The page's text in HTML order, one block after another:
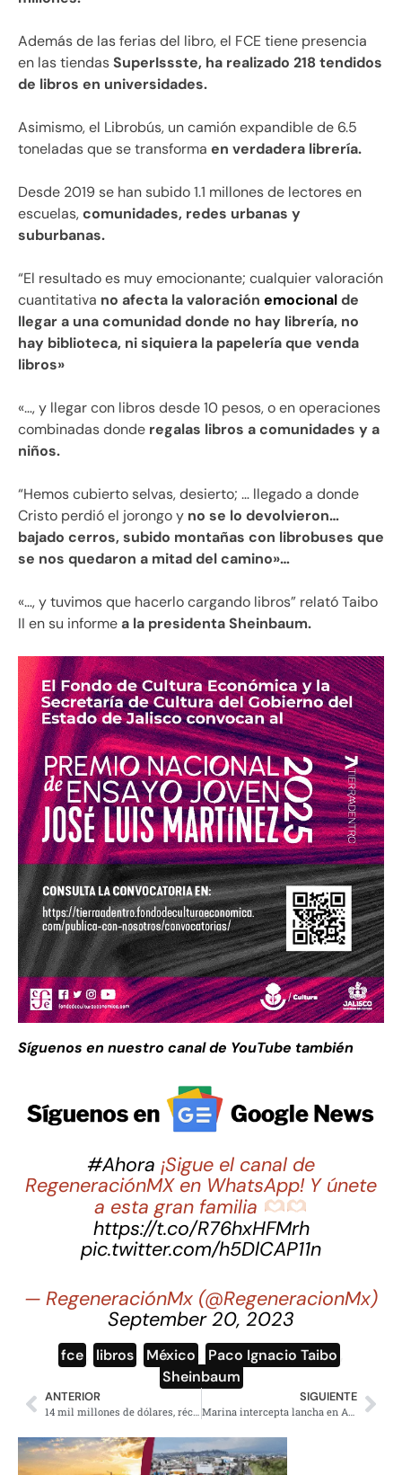
Además de las ferias del libro, el FCE tiene presencia
en las tiendasSuperIssste, ha realizado 218 tendidos
de libros en universidades.
Asimismo, el Librobús, un camión expandible de 6.5
toneladas que se transforma en verdadera librería.
Desde 2019 se han subido 1.1 millones de lectores en
escuelas,comunidades, redes urbanas y
suburbanas.
“El resultado es muy emocionante; cualquier valoración
cuantitativa no afecta la valoración emocionalde
llegar a una comunidad donde no hay librería, no
hay biblioteca, ni siquiera la papelería que venda
libros»
«…, y llegar con libros desde 10 pesos, o en operaciones
combinadas donde regalas libros a comunidades y a
niños.
“Hemos cubierto selvas, desierto; … llegado a donde
Cristo perdió el jorongo y no se lo devolvieron…
bajado cerros, subido montañas con librobuses que
se nos quedaron a mitad del camino»…
«…, y tuvimos que hacerlo cargando libros” relató Taibo
II en su informea la presidenta Sheinbaum.
Síguenos en nuestro canal de YouTube también
#Ahora ¡Sigue el canal de
RegeneraciónMX en WhatsApp! Y únete
a esta gran familia
https://t.co/R76hxHFMrh
pic.twitter.com/h5DlCAP11n
— RegeneraciónMx (@RegeneracionMx)
September 20, 2023
fce libros México Paco Ignacio Taibo
Sheinbaum
ANTERIOR
14 mil millones de dólares, récord de remesas en 1er trimestre 2025
SIGUIENTE
Marina intercepta lancha en Acapulco e incauta 1.5 toneladas ilícitas